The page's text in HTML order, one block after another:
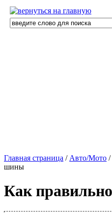
Главная страница / Авто/Мото /
шины
Как